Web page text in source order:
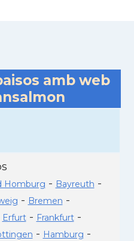
amb web
Homburg - Bayreuth -
- Bremen -
Erfurt- Frankfurt-
- Hamburg -